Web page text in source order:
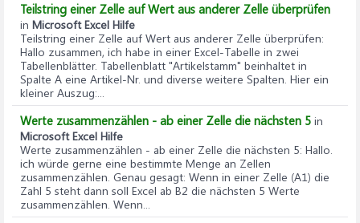
Teilstring einer Zelle auf Wert aus anderer Zelle überprüfen
in Microsoft Excel Hilfe
Teilstring einer Zelle auf Wert aus anderer Zelle überprüfen:
Hallo zusammen, ich habe in einer Excel-Tabelle in zwei
Tabellenblätter. Tabellenblatt "Artikelstamm" beinhaltet in
Spalte A eine Artikel-Nr. und diverse weitere Spalten. Hier ein
kleiner Auszug:...
Werte zusammenzählen - ab einer Zelle die nächsten 5 in
Microsoft Excel Hilfe
Werte zusammenzählen - ab einer Zelle die nächsten 5: Hallo.
ich würde gerne eine bestimmte Menge an Zellen
zusammenzählen. Genau gesagt: Wenn in einer Zelle (A1) die
Zahl 5 steht dann soll Excel ab B2 die nächsten 5 Werte
zusammenzählen. Wenn...